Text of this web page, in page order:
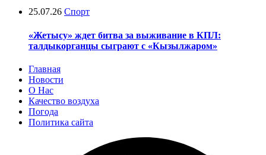
25.07.26 Спорт
«Жетысу» ждет битва за выживание в КПЛ:
талдыкорганцы сыграют с «Кызылжаром»
Главная
Новости
О Нас
Качество воздуха
Погода
Политика сайта